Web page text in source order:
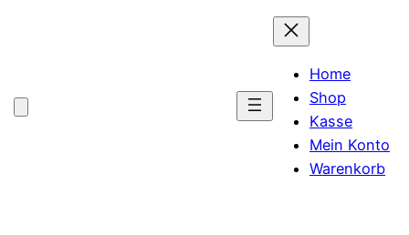
Home
Shop
Kasse
Mein Konto
Warenkorb